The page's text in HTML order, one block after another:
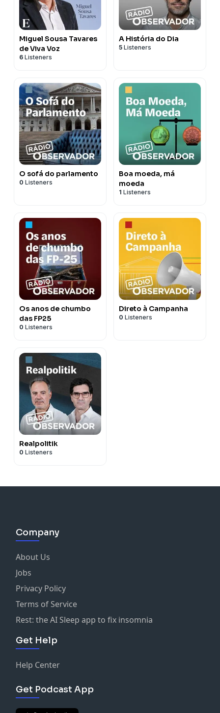
Miguel Sousa Tavares
de Viva Voz
6 Listeners
A História do Dia
5 Listeners
O sofá do parlamento
0 Listeners
Boa moeda, má
moeda
1 Listeners
Os anos de chumbo
das FP25
0 Listeners
Direto à Campanha
0 Listeners
Realpolitik
0 Listeners
Company
About Us
Jobs
Privacy Policy
Terms of Service
Rest: the AI Sleep app to fix insomnia
Get Help
Help Center
Get Podcast App